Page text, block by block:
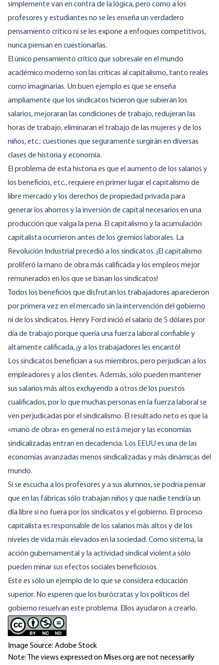
simplemente van en contra de la lógica, pero como a los
profesores y estudiantes no se les enseña un verdadero
pensamiento crítico ni se les expone a enfoques competitivos,
nunca piensan en cuestionarlas.
El único pensamiento crítico que sobresale en el mundo
académico moderno son las críticas al capitalismo, tanto reales
como imaginarias. Un buen ejemplo es que se enseña
ampliamente que los sindicatos hicieron que subieran los
salarios, mejoraran las condiciones de trabajo, redujeran las
horas de trabajo, eliminaran el trabajo de las mujeres y de los
niños, etc.; cuestiones que seguramente surgirán en diversas
clases de historia y economía.
El problema de esta historia es que el aumento de los salarios y
los beneficios, etc., requiere en primer lugar el capitalismo de
libre mercado y los derechos de propiedad privada para
generar los ahorros y la inversión de capital necesarios en una
producción que valga la pena. El capitalismo y la acumulación
capitalista ocurrieron antes de los gremios laborales. La
Revolución Industrial precedió a los sindicatos. ¡El capitalismo
proliferó la mano de obra más calificada y los empleos mejor
remunerados en los que se basan los sindicatos!
Todos los beneficios que disfrutan los trabajadores aparecieron
por primera vez en el mercado sin la intervención del gobierno
ni de los sindicatos. Henry Ford inició el salario de 5 dólares por
día de trabajo porque quería una fuerza laboral confiable y
altamente calificada, ¡y a los trabajadores les encantó!
Los sindicatos benefician a sus miembros, pero perjudican a los
empleadores y a los clientes. Además, sólo pueden mantener
sus salarios más altos excluyendo a otros de los puestos
cualificados, por lo que muchas personas en la fuerza laboral se
ven perjudicadas por el sindicalismo. El resultado neto es que la
«mano de obra» en general no está mejor y las economías
sindicalizadas entran en decadencia. Los EEUU es una de las
economías avanzadas menos sindicalizadas y más dinámicas del
mundo.
Si se escucha a los profesores y a sus alumnos, se podría pensar
que en las fábricas sólo trabajan niños y que nadie tendría un
día libre si no fuera por los sindicatos y el gobierno. El proceso
capitalista es responsable de los salarios más altos y de los
niveles de vida más elevados en la sociedad. Como sistema, la
acción gubernamental y la actividad sindical violenta sólo
pueden minar sus efectos sociales beneficiosos.
Este es sólo un ejemplo de lo que se considera educación
superior. No esperen que los burócratas y los políticos del
gobierno resuelvan este problema. Ellos ayudaron a crearlo.
Image Source: Adobe Stock
Note: The views expressed on Mises.org are not necessarily